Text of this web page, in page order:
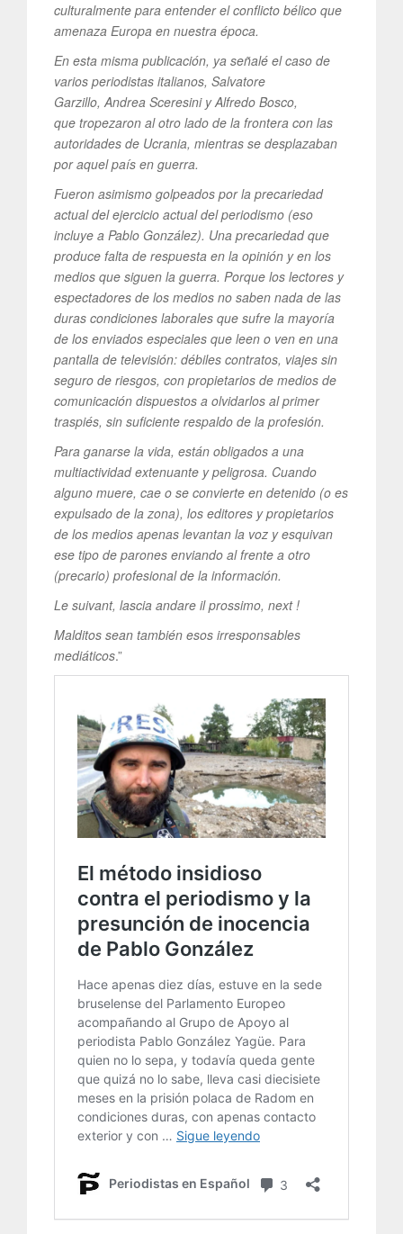
culturalmente para entender el conflicto bélico que
amenaza Europa en nuestra época.
En esta misma publicación, ya señalé el caso de
varios periodistas italianos, Salvatore
Garzillo, Andrea Sceresini y Alfredo Bosco,
que tropezaron al otro lado de la frontera con las
autoridades de Ucrania, mientras se desplazaban
por aquel país en guerra.
Fueron asimismo golpeados por la precariedad
actual del ejercicio actual del periodismo (eso
incluye a Pablo González). Una precariedad que
produce falta de respuesta en la opinión y en los
medios que siguen la guerra. Porque los lectores y
espectadores de los medios no saben nada de las
duras condiciones laborales que sufre la mayoría
de los enviados especiales que leen o ven en una
pantalla de televisión: débiles contratos, viajes sin
seguro de riesgos, con propietarios de medios de
comunicación dispuestos a olvidarlos al primer
traspiés, sin suficiente respaldo de la profesión.
Para ganarse la vida, están obligados a una
multiactividad extenuante y peligrosa. Cuando
alguno muere, cae o se convierte en detenido (o es
expulsado de la zona), los editores y propietarios
de los medios apenas levantan la voz y esquivan
ese tipo de parones enviando al frente a otro
(precario) profesional de la información.
Le suivant, lascia andare il prossimo, next !
Malditos sean también esos irresponsables
mediáticos.”